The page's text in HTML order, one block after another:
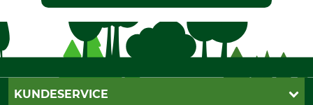
KUNDESERVICE